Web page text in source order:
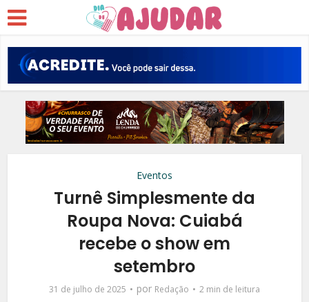
Eventos
Turnê Simplesmente da
Roupa Nova: Cuiabá
recebe o show em
setembro
31 de julho de 2025 por Redação 2 min de leitura